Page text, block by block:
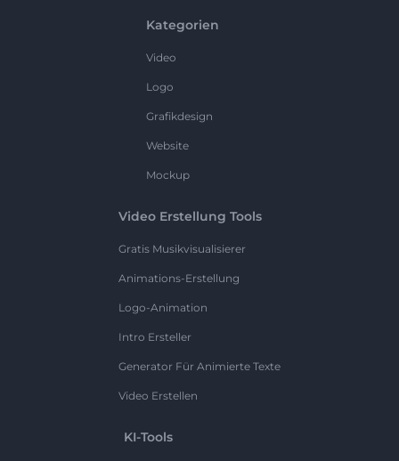
Kategorien
Video
Logo
Grafikdesign
Website
Mockup
Video Erstellung Tools
Gratis Musikvisualisierer
Animations-Erstellung
Logo-Animation
Intro Ersteller
Generator Für Animierte Texte
Video Erstellen
KI-Tools